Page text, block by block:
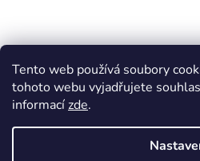
Tento web používá soubory
tohoto webu vyjadřujete
informacízde.
Vytvořil